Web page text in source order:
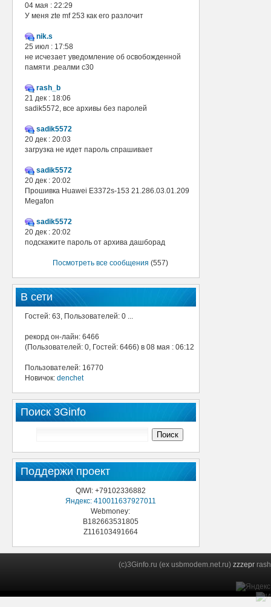
04 мая : 22:29
У меня zte mf 253 как его разлочит
nik.s
25 июл : 17:58
не исчезает уведомление об освобожденной
памяти .реалми с30
rash_b
21 дек : 18:06
sadik5572, все архивы без паролей
sadik5572
20 дек : 20:03
загрузка не идет пароль спрашивает
sadik5572
20 дек : 20:02
Прошивка Huawei E3372s-153 21.286.03.01.209
Megafon
sadik5572
20 дек : 20:02
подскажите пароль от архива дашборад
Посмотреть все сообщения (557)
В сети
Гостей: 63, Пользователей: 0 ...
рекорд он-лайн: 6466
(Пользователей: 0, Гостей: 6466) в 08 мая : 06:12
Пользователей: 16770
Новичок: denchet
Поиск 3Ginfo
Поддержи проект
QIWI: +79102336882
Яндекс: 410011637927011
Webmoney:
B182663531805
Z116103491664
(c)3Ginfo.ru (ex usbmodem.net.ru) zzzepr